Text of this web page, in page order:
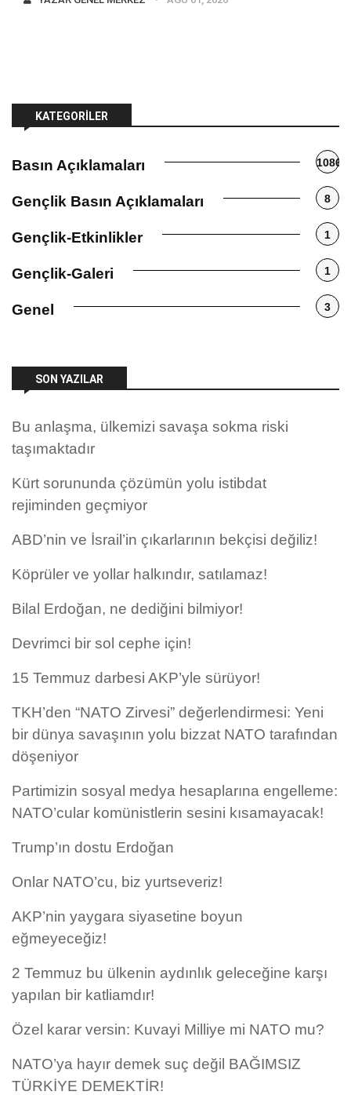
KATEGORILER
Basın Açıklamaları 1086
Gençlik Basın Açıklamaları 8
Gençlik-Etkinlikler 1
Gençlik-Galeri 1
Genel 3
SON YAZILAR
Bu anlaşma, ülkemizi savaşa sokma riski
taşımaktadır
Kürt sorununda çözümün yolu istibdat
rejiminden geçmiyor
ABD’nin ve İsrail’in çıkarlarının bekçisi değiliz!
Köprüler ve yollar halkındır, satılamaz!
Bilal Erdoğan, ne dediğini bilmiyor!
Devrimci bir sol cephe için!
15 Temmuz darbesi AKP’yle sürüyor!
TKH’den “NATO Zirvesi” değerlendirmesi: Yeni
bir dünya savaşının yolu bizzat NATO tarafından
döşeniyor
Partimizin sosyal medya hesaplarına engelleme:
NATO’cular komünistlerin sesini kısamayacak!
Trump’ın dostu Erdoğan
Onlar NATO’cu, biz yurtseveriz!
AKP’nin yaygara siyasetine boyun
eğmeyeceğiz!
2 Temmuz bu ülkenin aydınlık geleceğine karşı
yapılan bir katliamdır!
Özel karar versin: Kuvayi Milliye mi NATO mu?
NATO’ya hayır demek suç değil BAĞIMSIZ
TÜRKİYE DEMEKTİR!